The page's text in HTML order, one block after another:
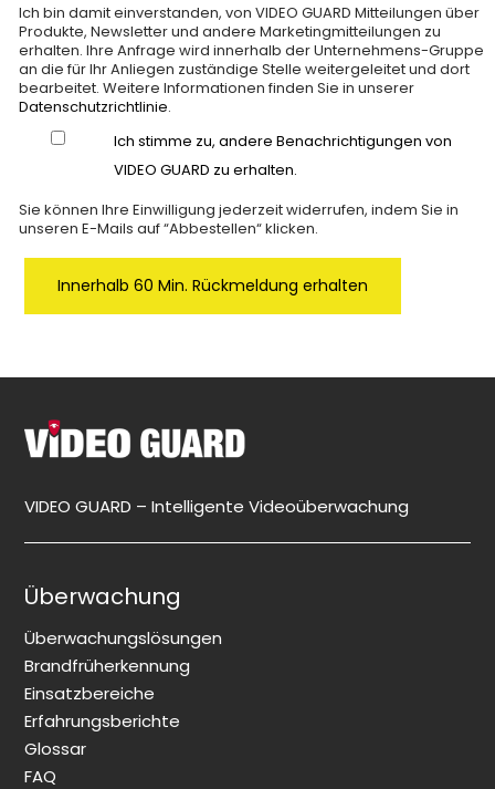
Ich bin damit einverstanden, von VIDEO GUARD Mitteilungen über
Produkte, Newsletter und andere Marketingmitteilungen zu
erhalten. Ihre Anfrage wird innerhalb der Unternehmens-Gruppe
an die für Ihr Anliegen zuständige Stelle weitergeleitet und dort
bearbeitet. Weitere Informationen finden Sie in unserer
Datenschutzrichtlinie.
Ich stimme zu, andere Benachrichtigungen von
VIDEO GUARD zu erhalten.
Sie können Ihre Einwilligung jederzeit widerrufen, indem Sie in
unseren E-Mails auf “Abbestellen“ klicken.
VIDEO GUARD – Intelligente Videoüberwachung
Überwachung
Überwachungslösungen
Brandfrüherkennung
Einsatzbereiche
Erfahrungsberichte
Glossar
FAQ